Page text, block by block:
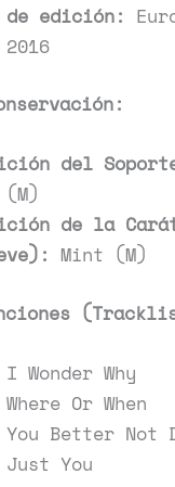
de edición:
2016
del
de la
Mint (M)
Wonder Why
Or When
You Better Not
You